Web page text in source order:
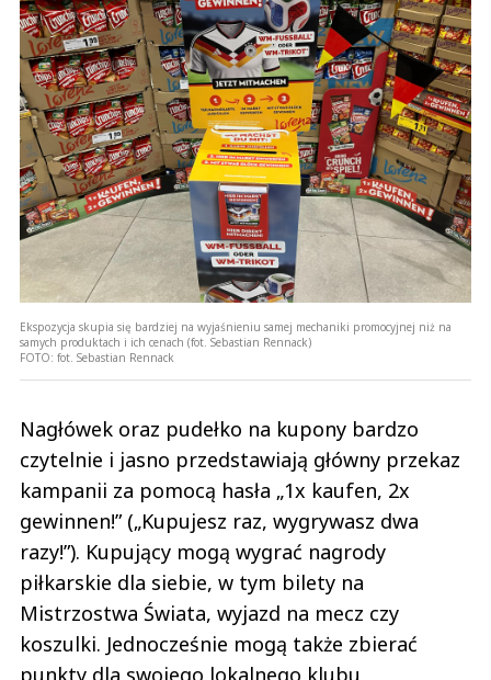
Ekspozycja skupia się bardziej na wyjaśnieniu samej mechaniki promocyjnej niż na
samych produktach i ich cenach (fot. Sebastian Rennack)
FOTO: fot. Sebastian Rennack
Nagłówek oraz pudełko na kupony bardzo
czytelnie i jasno przedstawiają główny przekaz
kampanii za pomocą hasła „1x kaufen, 2x
gewinnen!” („Kupujesz raz, wygrywasz dwa
razy!”). Kupujący mogą wygrać nagrody
piłkarskie dla siebie, w tym bilety na
Mistrzostwa Świata, wyjazd na mecz czy
koszulki. Jednocześnie mogą także zbierać